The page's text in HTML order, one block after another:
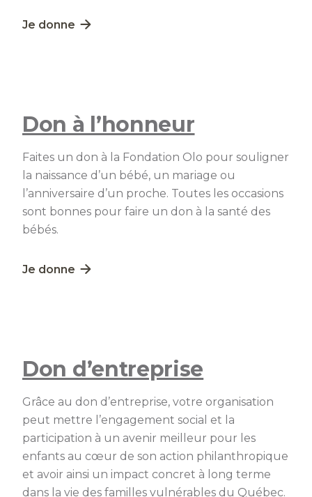
Lien externe au site. S'ouvre dans une nouvelle
Je donne
Don à l’honneur
Faites un don à la Fondation Olo pour souligner
la naissance d’un bébé, un mariage ou
l’anniversaire d’un proche. Toutes les occasions
sont bonnes pour faire un don à la santé des
bébés.
Lien externe au site. S'ouvre dans une nouvelle
Je donne
Don d’entreprise
Grâce au don d’entreprise, votre organisation
peut mettre l’engagement social et la
participation à un avenir meilleur pour les
enfants au cœur de son action philanthropique
et avoir ainsi un impact concret à long terme
dans la vie des familles vulnérables du Québec.